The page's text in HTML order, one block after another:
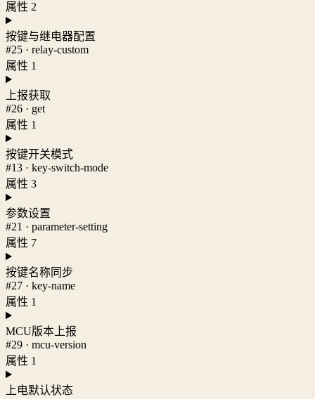
属性 2
按键与继电器配置
#25 · relay-custom
属性 1
上报获取
#26 · get
属性 1
按键开关模式
#13 · key-switch-mode
属性 3
参数设置
#21 · parameter-setting
属性 7
按键名称同步
#27 · key-name
属性 1
MCU版本上报
#29 · mcu-version
属性 1
上电默认状态